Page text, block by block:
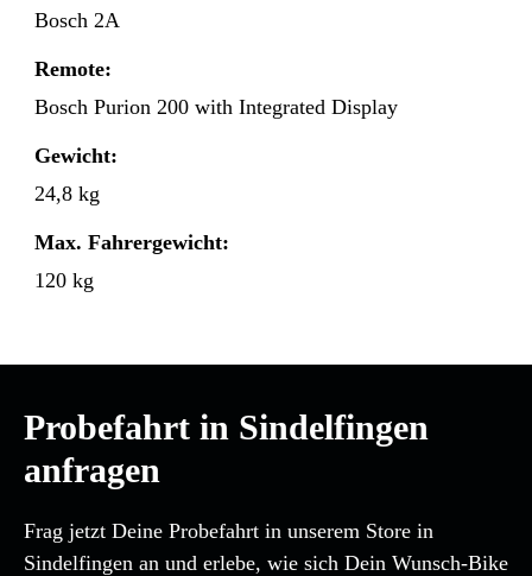
Bosch 2A
Remote:
Bosch Purion 200 with Integrated Display
Gewicht:
24,8 kg
Max. Fahrergewicht:
120 kg
Probefahrt in Sindelfingen
anfragen
Frag jetzt Deine Probefahrt in unserem Store in
Sindelfingen an und erlebe, wie sich Dein Wunsch-Bike